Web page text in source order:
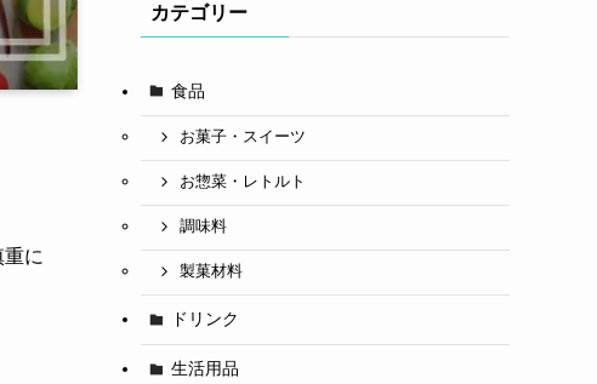
に
カテゴリー
食品
お菓子・スイーツ
お惣菜・レトルト
調味料
製菓材料
ドリンク
生活用品